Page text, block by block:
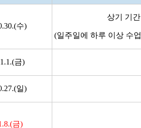
수)
상기 기
(일주일에 하루 이상 수
금)
일)
금)